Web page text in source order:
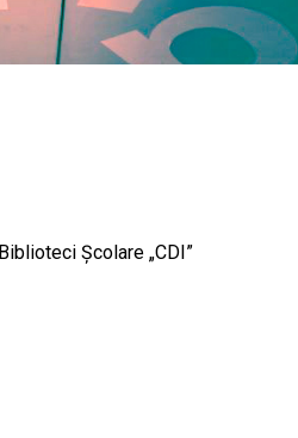
Biblioteci Școlare „CDI”